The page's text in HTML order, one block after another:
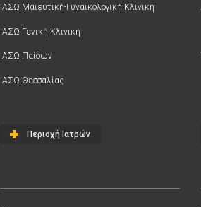
ΙΑΣΩ Μαιευτική-Γυναικολογική Κλινική
ΙΑΣΩ Γενική Κλινική
ΙΑΣΩ Παίδων
ΙΑΣΩ Θεσσαλίας
Περιοχή Ιατρών